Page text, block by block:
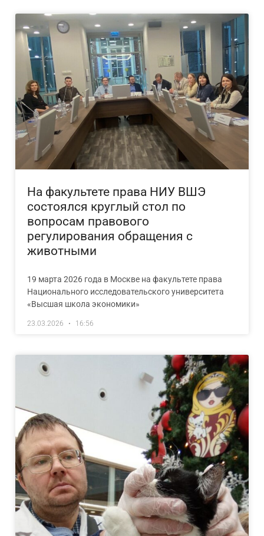
На факультете права НИУ ВШЭ
состоялся круглый стол по
вопросам правового
регулирования обращения с
животными
19 марта 2026 года в Москве на факультете права
Национального исследовательского университета
«Высшая школа экономики»
23.03.2026 16:56